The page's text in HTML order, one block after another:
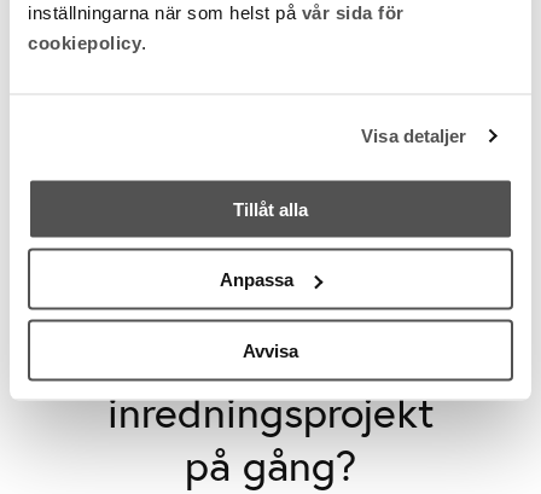
inställningarna när som helst på vår sida för
cookiepolicy
Visa detaljer
Tillåt alla
Anpassa
Avvisa
Har du ett
inredningsprojekt
på gång?